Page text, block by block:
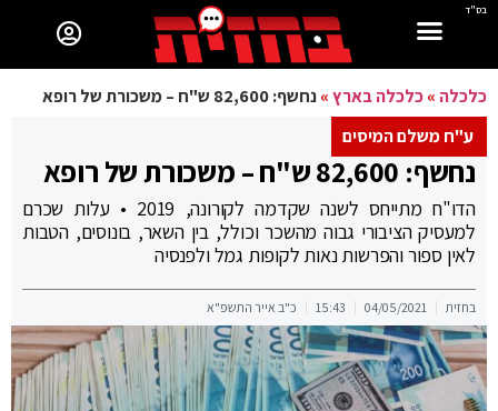
בס"ד
כלכלה »כלכלה בארץ»נחשף: 82,600 ש"ח – משכורת של רופא
ע"ח משלם המיסים
נחשף: 82,600 ש"ח – משכורת של רופא
הדו"ח מתייחס לשנה שקדמה לקורונה, 2019 • עלות שכרם
למעסיק הציבורי גבוה מהשכר וכולל, בין השאר, בונוסים, הטבות
לאין ספור והפרשות נאות לקופות גמל ולפנסיה
בחזית 04/05/2021
15:43 כ"ב אייר התשפ"א